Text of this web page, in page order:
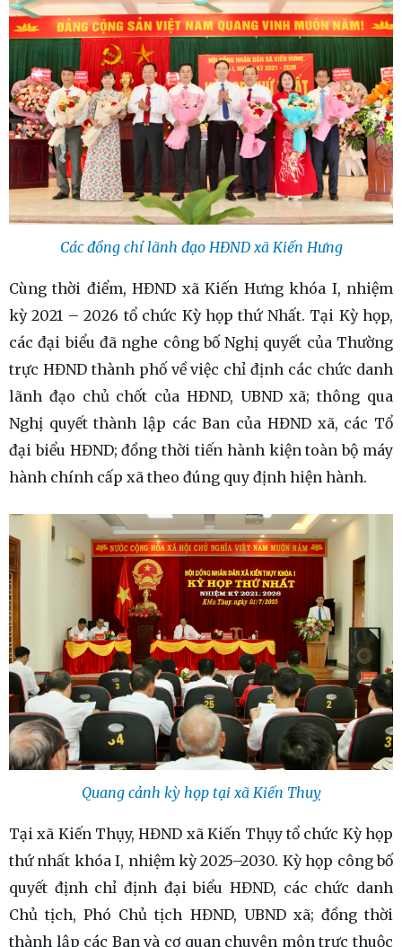
Các đồng chí lãnh đạo HĐND xã Kiến Hưng
Cùng thời điểm, HĐND xã Kiến Hưng khóa I, nhiệm
kỳ 2021 – 2026 tổ chức Kỳ họp thứ Nhất. Tại Kỳ họp,
các đại biểu đã nghe công bố Nghị quyết của Thường
trực HĐND thành phố về việc chỉ định các chức danh
lãnh đạo chủ chốt của HĐND, UBND xã; thông qua
Nghị quyết thành lập các Ban của HĐND xã, các Tổ
đại biểu HĐND; đồng thời tiến hành kiện toàn bộ máy
hành chính cấp xã theo đúng quy định hiện hành.
Quang cảnh kỳ họp tại xã Kiến Thuỵ
Tại xã Kiến Thụy, HĐND xã Kiến Thụy tổ chức Kỳ họp
thứ nhất khóa I, nhiệm kỳ 2025–2030. Kỳ họp công bố
quyết định chỉ định đại biểu HĐND, các chức danh
Chủ tịch, Phó Chủ tịch HĐND, UBND xã; đồng thời
thành lập các Ban và cơ quan chuyên môn trực thuộc